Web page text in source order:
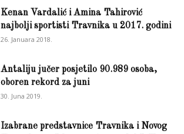
Kenan Vardalić i Amina Tahirović
najbolji sportisti Travnika u 2017. godini
26. Januara 2018.
Antaliju jučer posjetilo 90.989 osoba,
oboren rekord za juni
30. Juna 2019.
Izabrane predstavnice Travnika i Novog